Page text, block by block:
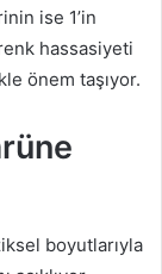
ise 1’in
hassasiyeti
önem taşıyor.
boyutlarıyla